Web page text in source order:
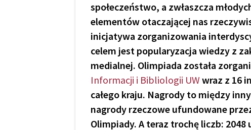
społeczeństwo, a zwłaszcza
elementów otaczającej nas
inicjatywa zorganizowania
celem jest popularyzacja wiedzy z
medialnej. Olimpiada została
Informacji i Bibliologii UWwraz z 16
całego kraju. Nagrody to między
nagrody rzeczowe ufundowane
Olimpiady. A teraz trochę liczb: